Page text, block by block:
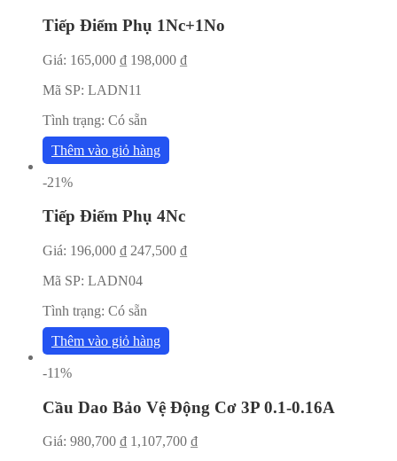
Tiếp Điểm Phụ 1Nc+1No
Giá: 165,000 ₫ 198,000 ₫
Mã SP: LADN11
Tình trạng: Có sẵn
Thêm vào giỏ hàng
-21%
Tiếp Điểm Phụ 4Nc
Giá: 196,000 ₫ 247,500 ₫
Mã SP: LADN04
Tình trạng: Có sẵn
Thêm vào giỏ hàng
-11%
Cầu Dao Bảo Vệ Động Cơ 3P 0.1-0.16A
Giá: 980,700 ₫ 1,107,700 ₫